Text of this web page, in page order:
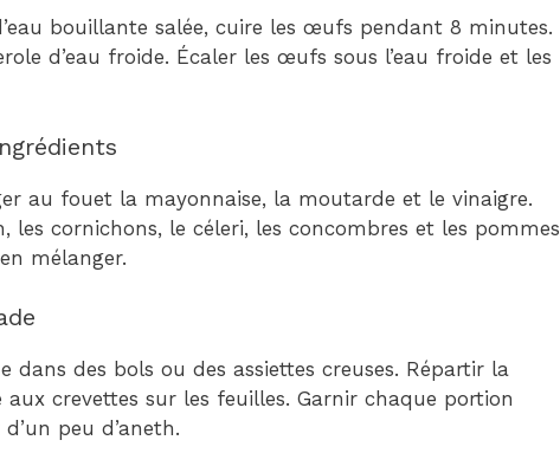
bouillante salée, cuire les œufs pendant 8 minutes.
d’eau froide. Écaler les œufs sous l’eau froide et les
au fouet la mayonnaise, la moutarde et le vinaigre.
les cornichons, le céleri, les concombres et les pommes
mélanger.
dans des bols ou des assiettes creuses. Répartir la
crevettes sur les feuilles. Garnir chaque portion
peu d’aneth.